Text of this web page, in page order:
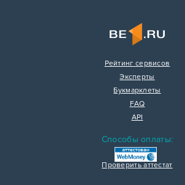
Рейтинг сервисов
Эксперты
Букмарклеты
FAQ
API
Способы оплаты:
Проверить аттестат